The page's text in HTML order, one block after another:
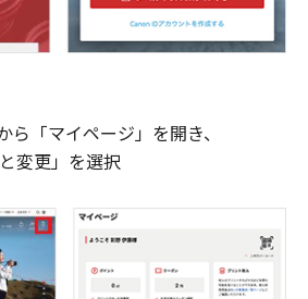
「マイページ」を開き、
変更」を選択